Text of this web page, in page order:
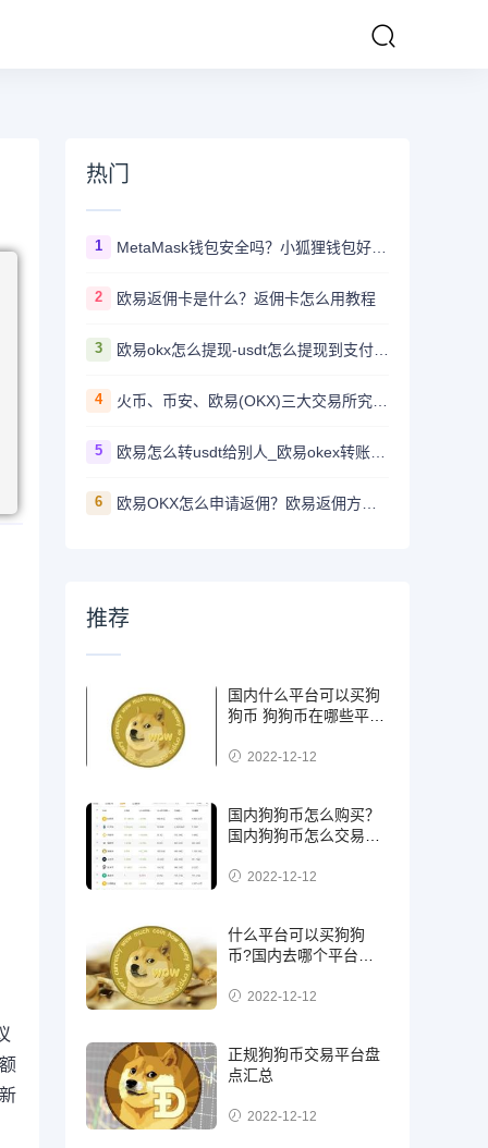
热门
1 MetaMask钱包安全吗？小狐狸钱包好用吗？
2 欧易返佣卡是什么？返佣卡怎么用教程
3 欧易okx怎么提现-usdt怎么提现到支付宝教程
4 火币、币安、欧易(OKX)三大交易所究竟选哪家？
5 欧易怎么转usdt给别人_欧易okex转账usdt教程
6
推荐
国内什么平台可以买狗
狗币 狗狗币在哪些平台
2022-12-12
国内狗狗币怎么购买？
国内狗狗币怎么交易使
2022-12-12
什么平台可以买狗狗
币?国内去哪个平台买
2022-12-12
正规狗狗币交易平台盘
点汇总
2022-12-12